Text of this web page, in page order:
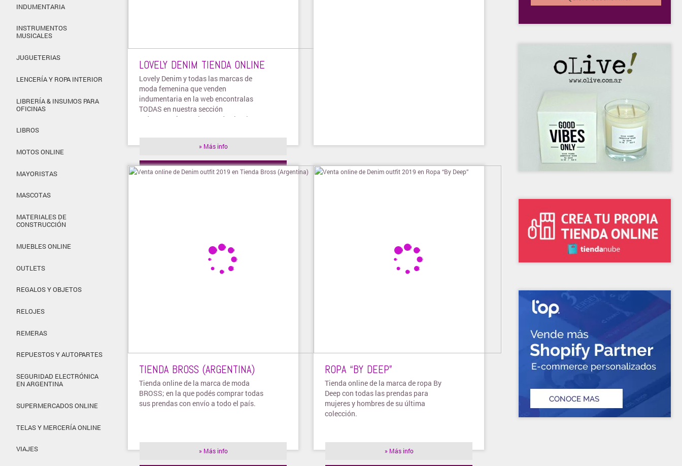
INDUMENTARIA
INSTRUMENTOS
MUSICALES
JUGUETERIAS
LENCERÍA Y ROPA INTERIOR
LIBRERÍA & INSUMOS PARA
OFICINAS
LIBROS
MOTOS ONLINE
MAYORISTAS
MASCOTAS
MATERIALES DE
CONSTRUCCIÓN
MUEBLES ONLINE
OUTLETS
REGALOS Y OBJETOS
RELOJES
REMERAS
REPUESTOS Y AUTOPARTES
SEGURIDAD ELECTRÓNICA
EN ARGENTINA
SUPERMERCADOS ONLINE
TELAS Y MERCERÍA ONLINE
VIAJES
LOVELY DENIM TIENDA ONLINE
Lovely Denim y todas las marcas de
moda femenina que venden
indumentaria en la web encontralas
TODAS en nuestra sección
Indumentaria. Envíos a todo el país!
» Más info
» Visitar tienda
TIENDA BROSS (ARGENTINA)
Tienda online de la marca de moda
BROSS; en la que podés comprar todas
sus prendas con envío a todo el país.
» Más info
ROPA “BY DEEP”
Tienda online de la marca de ropa By
Deep con todas las prendas para
mujeres y hombres de su última
colección.
» Más info